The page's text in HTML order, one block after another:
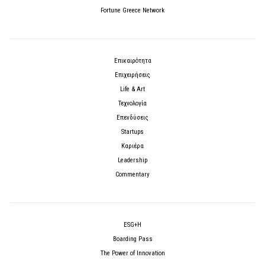
Fortune Greece Network
Επικαιρότητα
Επιχειρήσεις
Life & Art
Τεχνολογία
Επενδύσεις
Startups
Καριέρα
Leadership
Commentary
ESG+H
Boarding Pass
The Power of Innovation